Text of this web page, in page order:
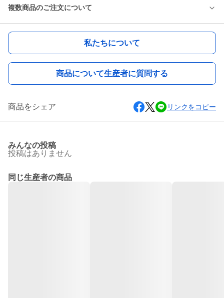
複数商品のご注文について
私たちについて
商品について生産者に質問する
商品をシェア リンクをコピー
みんなの投稿
投稿はありません
同じ生産者の商品